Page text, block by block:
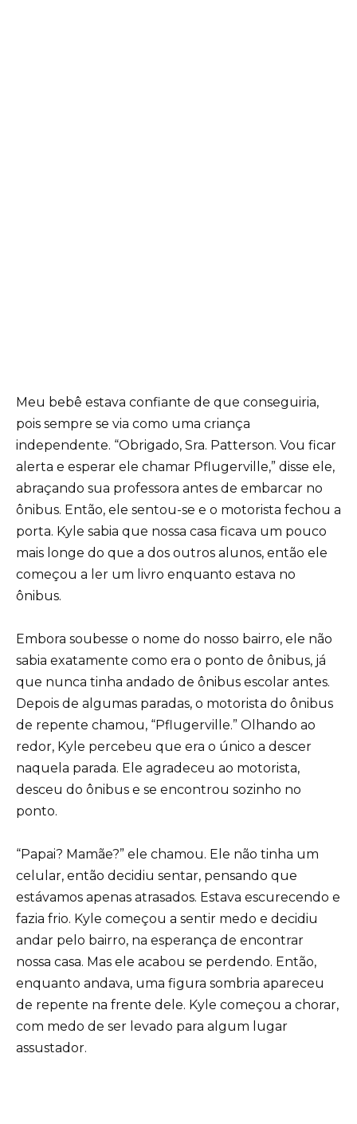
Meu bebê estava confiante de que conseguiria,
pois sempre se via como uma criança
independente. “Obrigado, Sra. Patterson. Vou ficar
alerta e esperar ele chamar Pflugerville,” disse ele,
abraçando sua professora antes de embarcar no
ônibus. Então, ele sentou-se e o motorista fechou a
porta. Kyle sabia que nossa casa ficava um pouco
mais longe do que a dos outros alunos, então ele
começou a ler um livro enquanto estava no
ônibus.
Embora soubesse o nome do nosso bairro, ele não
sabia exatamente como era o ponto de ônibus, já
que nunca tinha andado de ônibus escolar antes.
Depois de algumas paradas, o motorista do ônibus
de repente chamou, “Pflugerville.” Olhando ao
redor, Kyle percebeu que era o único a descer
naquela parada. Ele agradeceu ao motorista,
desceu do ônibus e se encontrou sozinho no
ponto.
“Papai? Mamãe?” ele chamou. Ele não tinha um
celular, então decidiu sentar, pensando que
estávamos apenas atrasados. Estava escurecendo e
fazia frio. Kyle começou a sentir medo e decidiu
andar pelo bairro, na esperança de encontrar
nossa casa. Mas ele acabou se perdendo. Então,
enquanto andava, uma figura sombria apareceu
de repente na frente dele. Kyle começou a chorar,
com medo de ser levado para algum lugar
assustador.